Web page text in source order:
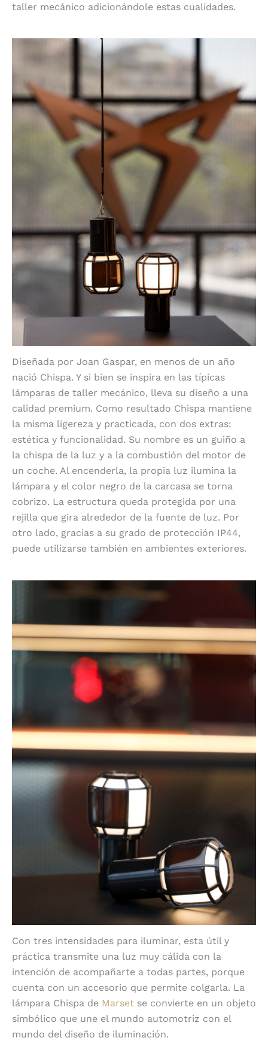
taller mecánico adicionándole estas cualidades.
Diseñada por Joan Gaspar, en menos de un año
nació Chispa. Y si bien se inspira en las típicas
lámparas de taller mecánico, lleva su diseño a una
calidad premium. Como resultado Chispa mantiene
la misma ligereza y practicada, con dos extras:
estética y funcionalidad. Su nombre es un guiño a
la chispa de la luz y a la combustión del motor de
un coche. Al encenderla, la propia luz ilumina la
lámpara y el color negro de la carcasa se torna
cobrizo. La estructura queda protegida por una
rejilla que gira alrededor de la fuente de luz. Por
otro lado, gracias a su grado de protección IP44,
puede utilizarse también en ambientes exteriores.
Con tres intensidades para iluminar, esta útil y
práctica transmite una luz muy cálida con la
intención de acompañarte a todas partes, porque
cuenta con un accesorio que permite colgarla. La
lámpara Chispa de Marset se convierte en un objeto
simbólico que une el mundo automotriz con el
mundo del diseño de iluminación.